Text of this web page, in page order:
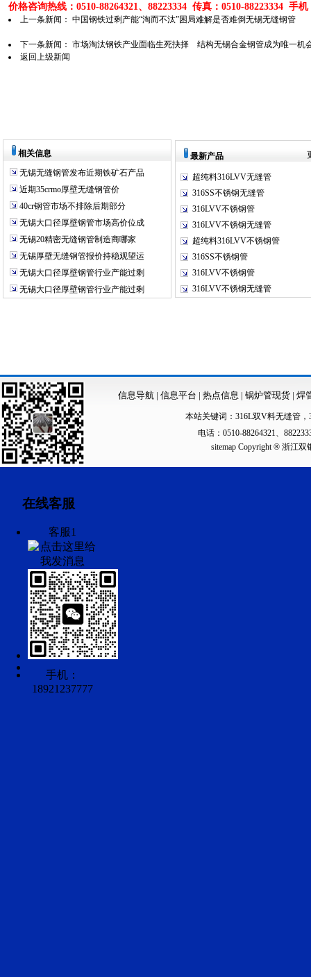
价格咨询热线：0510-88264321、88223334 传真：0510-88223334 手机
上一条新闻： 中国钢铁过剩产能“淘而不汰”困局难解是否难倒无锡无缝钢管
下一条新闻： 市场淘汰钢铁产业面临生死抉择 结构无锡合金钢管成为唯一机
返回上级新闻
相关信息
无锡无缝钢管发布近期铁矿石产品
近期35crmo厚壁无缝钢管价
40cr钢管市场不排除后期部分
无锡大口径厚壁钢管市场高价位成
无锡20精密无缝钢管制造商哪家
无锡厚壁无缝钢管报价持稳观望运
无锡大口径厚壁钢管行业产能过剩
无锡大口径厚壁钢管行业产能过剩
最新产品
超纯料316LVV无缝管
316SS不锈钢无缝管
316LVV不锈钢管
316LVV不锈钢无缝管
超纯料316LVV不锈钢管
316SS不锈钢管
316LVV不锈钢管
316LVV不锈钢无缝管
信息导航| 信息平台 | 热点信息 | 锅炉管现货 | 焊
本站关键词： 316L双V料无缝管 ，
电话：0510-88264321、
sitemapCopyright ® 浙江双
在线客服
客服1
手机：
18921237777